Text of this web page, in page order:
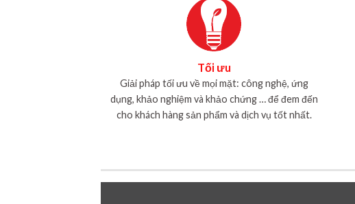
Tối ưu
Giải pháp tối ưu về mọi mặt: công nghệ, ứng
dụng, khảo nghiệm và khảo chứng … để đem đến
cho khách hàng sản phẩm và dịch vụ tốt nhất.